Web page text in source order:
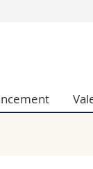
et
humaines